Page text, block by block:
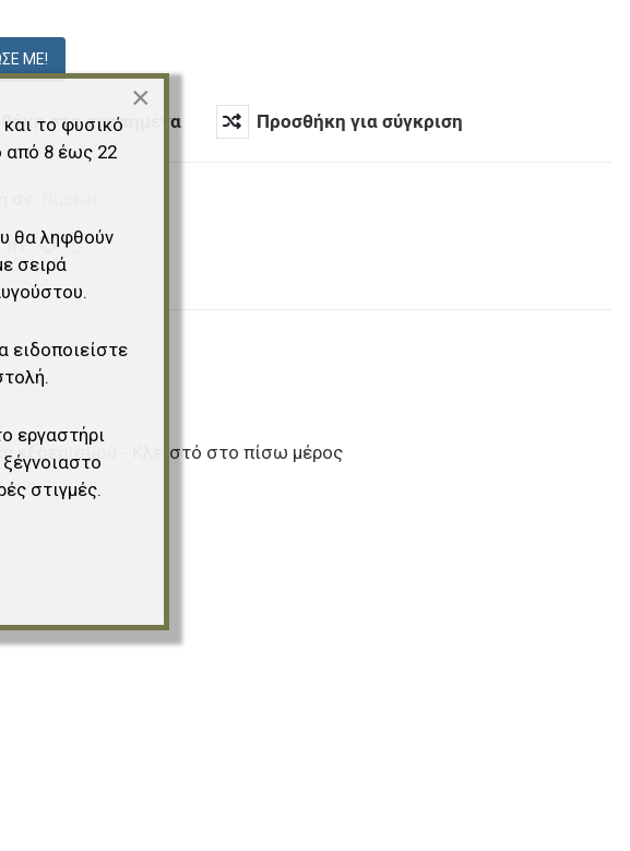
ΜΕ!
στα αγαπημένα Προσθήκη για σύγκριση
εξαερισμού - Κλειστό στο πίσω μέρος
×
το φυσικό
από 8 έως 22
θα ληφθούν
σειρά
ειδοποιείστε
εργαστήρι
στιγμές.